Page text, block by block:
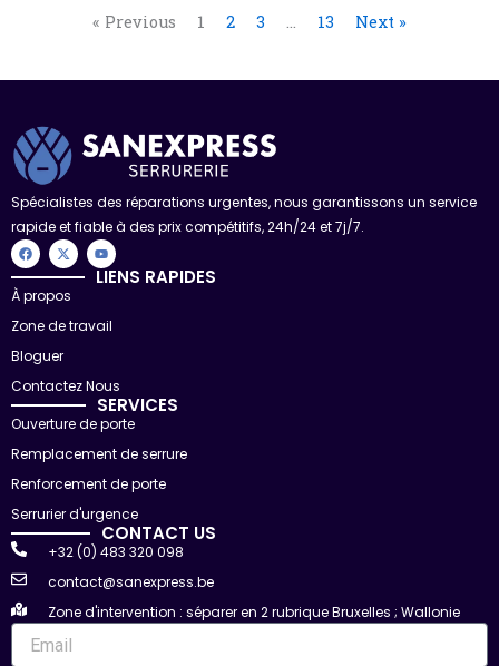
« Previous 1 2 3 … 13 Next »
Spécialistes des réparations urgentes, nous garantissons un service
rapide et fiable à des prix compétitifs, 24h/24 et 7j/7.
F
a
c
b
o
X
-
t
i
t
r
Y
o
u
t
e
LIENS RAPIDES
À propos
Zone de travail
Bloguer
Contactez Nous
SERVICES
Ouverture de porte
Remplacement de serrure
Renforcement de porte
Serrurier d'urgence
CONTACT US
+32 (0) 483 320 098
contact@sanexpress.be
Zone d'intervention : séparer en 2 rubrique Bruxelles ; Wallonie